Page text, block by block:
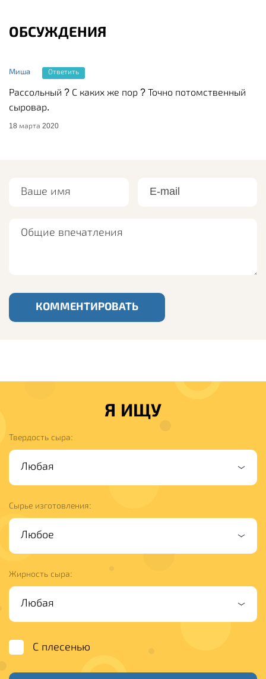
ОБСУЖДЕНИЯ
Миша Ответить
Рассольный ? С каких же пор ? Точно потомственный
сыровар.
18 марта 2020
КОММЕНТИРОВАТЬ
Я ИЩУ
Твердость сыра:
Сырье изготовления:
Жирность сыра:
С плесенью